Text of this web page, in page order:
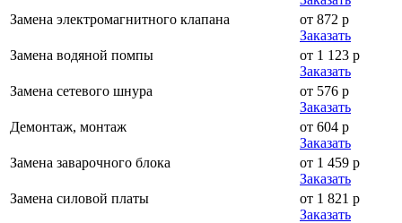
Замена электромагнитного клапана
от 872 р
Заказать
Замена водяной помпы
от 1 123 р
Заказать
Замена сетевого шнура
от 576 р
Заказать
Демонтаж, монтаж
от 604 р
Заказать
Замена заварочного блока
от 1 459 р
Заказать
Замена силовой платы
от 1 821 р
Заказать